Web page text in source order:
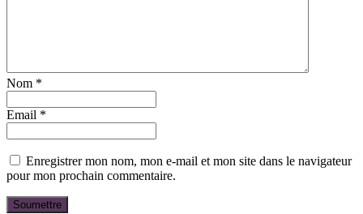
Nom *
Email *
Enregistrer mon nom, mon e-mail et mon site dans le navigateur
pour mon prochain commentaire.